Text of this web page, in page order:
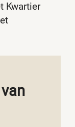
Kwartier